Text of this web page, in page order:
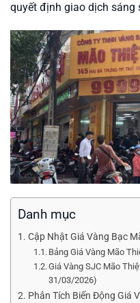
quyết định giao dịch sáng
Danh mục
Cập Nhật Giá Vàng Bạc
Bảng Giá Vàng Mão
Giá Vàng SJC Mão
31/03/2026)
Phân Tích Biến Động Giá